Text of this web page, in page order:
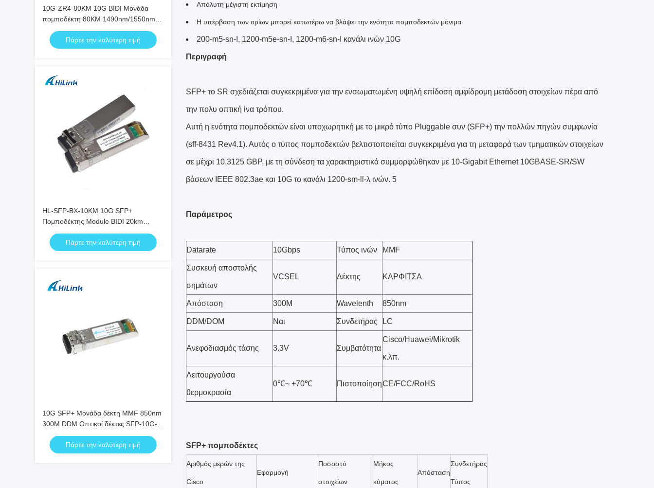
10G-ZR4-80KM 10G BIDI Μονάδα
πομποδέκτη 80KM 1490nm/1550nm
SFP+ STM-64 WDM 8SFP+ SMF
Πάρτε την καλύτερη τιμή
HL-SFP-BX-10KM 10G SFP+
Πομποδέκτης Module BIDI 20km
1270nm 1330nm LC Connector RoHS
Πάρτε την καλύτερη τιμή
10G SFP+ Μονάδα δέκτη MMF 850nm
300M DDM Οπτικοί δέκτες SFP-10G-
Πάρτε την καλύτερη τιμή
Απόλυτη μέγιστη εκτίμηση
Η υπέρβαση των ορίων μπορεί κατωτέρω να βλάψει την ενότητα πομποδεκτών μόνιμα.
200-m5-sn-Ι, 1200-m5e-sn-Ι, 1200-m6-sn-Ι κανάλι ινών 10G
Περιγραφή
SFP+ το SR σχεδιάζεται συγκεκριμένα για την ενσωματωμένη υψηλή επίδοση αμφίδρομη μετάδοση στοιχείων πέρα από
την πολυ οπτική ίνα τρόπου.
Αυτή η ενότητα πομποδεκτών είναι υποχωρητική με το μικρό τύπο Pluggable συν (SFP+) την πολλών πηγών συμφωνία
(sff-8431 Rev4.1). Αυτός ο τύπος πομποδεκτών βελτιστοποιείται συγκεκριμένα για τη μεταφορά των τμηματικών στοιχείων
σε μέχρι 10,3125 GBP, με τη σύνδεση τα χαρακτηριστικά συμμορφώθηκαν με 10-Gigabit Ethernet 10GBASE-SR/SW
βάσεων IEEE 802.3ae και 10G το κανάλι 1200-sm-ll-λ ινών. 5
Παράμετρος
Datarate 10Gbps Τύπος ινών MMF
Συσκευή αποστολής
σημάτων
VCSEL Δέκτης ΚΑΡΦΙΤΣΑ
Απόσταση 300M Wavelenth 850nm
DDM/DOM Ναι Συνδετήρας LC
Ανεφοδιασμός τάσης 3.3V Συμβατότητα
Cisco/Huawei/Mikrotik
κ.λπ.
Λειτουργούσα
θερμοκρασία
0℃~ +70℃ ΠιστοποίησηCE/FCC/RoHS
SFP+ πομποδέκτες
Αριθμός μερών της
Cisco
Εφαρμογή
Ποσοστό
στοιχείων
Μήκος
κύματος
Απόσταση
Συνδετήρας
Τύπος